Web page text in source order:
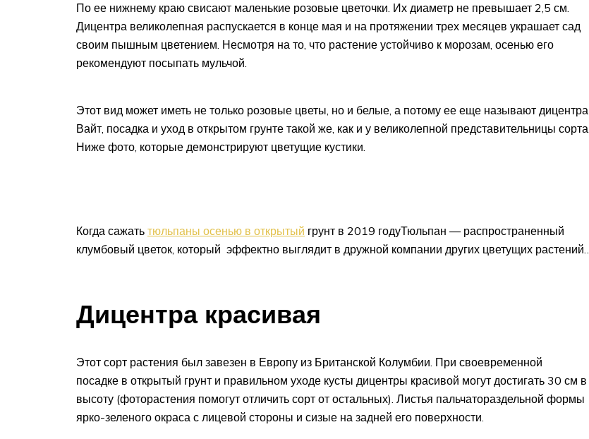
По ее нижнему краю свисают маленькие розовые цветочки. Их диаметр не превышает 2,5 см.
Дицентра великолепная распускается в конце мая и на протяжении трех месяцев украшает сад
своим пышным цветением. Несмотря на то, что растение устойчиво к морозам, осенью его
рекомендуют посыпать мульчой.
Этот вид может иметь не только розовые цветы, но и белые, а потому ее еще называют дицентра
Вайт, посадка и уход в открытом грунте такой же, как и у великолепной представительницы сорта.
Ниже фото, которые демонстрируют цветущие кустики.
Когда сажать тюльпаны осенью в открытый грунт в 2019 годуТюльпан — распространенный
клумбовый цветок, который эффектно выглядит в дружной компании других цветущих растений….
Дицентра красивая
Этот сорт растения был завезен в Европу из Британской Колумбии. При своевременной
посадке в открытый грунт и правильном уходе кусты дицентры красивой могут достигать 30 см в
высоту (фоторастения помогут отличить сорт от остальных). Листья пальчатораздельной формы
ярко-зеленого окраса с лицевой стороны и сизые на задней его поверхности.